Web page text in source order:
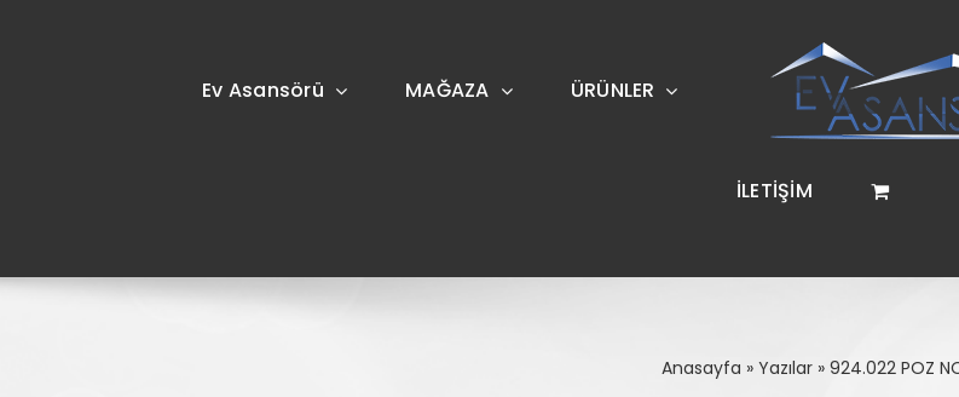
Ev Asansörü MAĞAZA ÜRÜNLER
İLETİŞİM
Anasayfa » Yazılar» 924.022 POZ